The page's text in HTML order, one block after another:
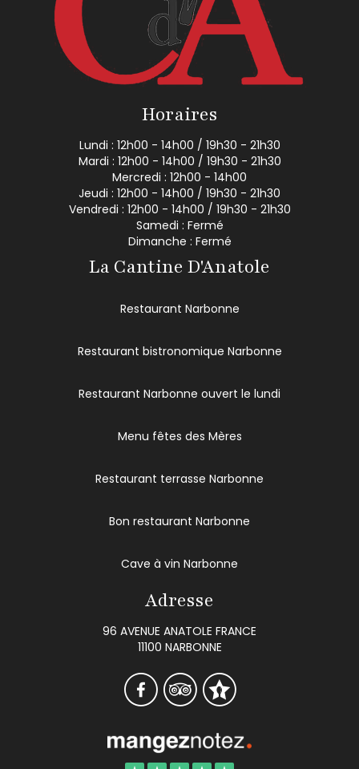
Horaires
Lundi : 12h00 - 14h00 / 19h30 - 21h30
Mardi : 12h00 - 14h00 / 19h30 - 21h30
Mercredi : 12h00 - 14h00
Jeudi : 12h00 - 14h00 / 19h30 - 21h30
Vendredi : 12h00 - 14h00 / 19h30 - 21h30
Samedi : Fermé
Dimanche : Fermé
La Cantine D'Anatole
Restaurant Narbonne
Restaurant bistronomique Narbonne
Restaurant Narbonne ouvert le lundi
Menu fêtes des Mères
Restaurant terrasse Narbonne
Bon restaurant Narbonne
Cave à vin Narbonne
Adresse
96 AVENUE ANATOLE FRANCE
11100 NARBONNE